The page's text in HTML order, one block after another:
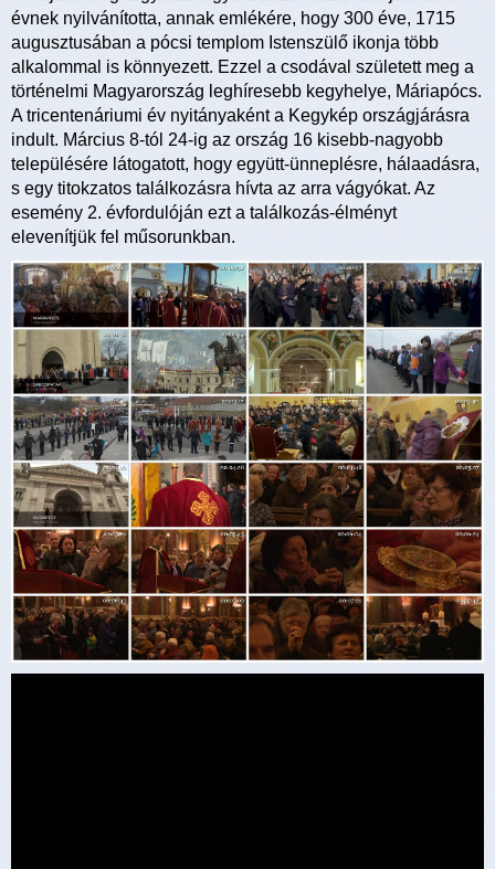
évnek nyilvánította, annak emlékére, hogy 300 éve, 1715
augusztusában a pócsi templom Istenszülő ikonja több
alkalommal is könnyezett. Ezzel a csodával született meg a
történelmi Magyarország leghíresebb kegyhelye, Máriapócs.
A tricentenáriumi év nyitányaként a Kegykép országjárásra
indult. Március 8-tól 24-ig az ország 16 kisebb-nagyobb
településére látogatott, hogy együtt-ünneplésre, hálaadásra,
s egy titokzatos találkozásra hívta az arra vágyókat. Az
esemény 2. évfordulóján ezt a találkozás-élményt
elevenítjük fel műsorunkban.